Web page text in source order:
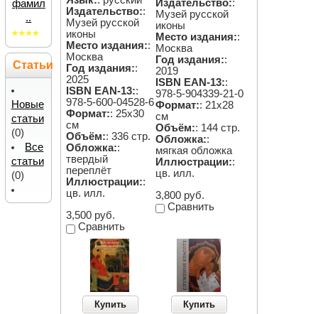
Издательство::
Музей русской
иконы
Место издания::
Москва
Год издания::
2025
ISBN EAN-13::
978-5-600-04528-6
Формат:: 25х30
см
Объём:: 336 стр.
Обложка::
твердый
переплёт
Иллюстрации::
цв. илл.
3,500 руб.
Сравнить
Издательство::
Музей русской
иконы
Место издания::
Москва
Год издания::
2019
ISBN EAN-13::
978-5-904339-21-0
Формат:: 21х28
см
Объём:: 144 стр.
Обложка::
мягкая обложка
Иллюстрации::
цв. илл.
3,800 руб.
Сравнить
Купить Купить
фамил
..
Статьи
Новые
статьи
(0)
Все
статьи
(0)